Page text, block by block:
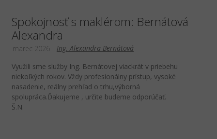
Spokojnosť s maklérom: Bernátová
Alexandra
Ing. Alexandra Bernátová
marec 2026
Využili sme služby Ing. Bernátovej viackrát v priebehu
niekoľkých rokov. Vždy profesionálny prístup, vysoké
nasadenie, reálny prehľad o trhu,výborná
spolupráca.Ďakujeme , určite budeme odporúčať.
Š.N.